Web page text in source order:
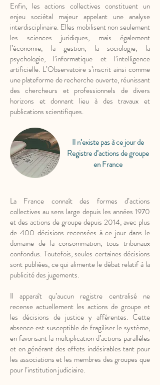
Enfin, les actions collectives constituent un
enjeu sociétal majeur appelant une analyse
interdisciplinaire. Elles mobilisent non seulement
les sciences juridiques, mais également
l’économie, la gestion, la sociologie, la
psychologie, l’informatique et l’intelligence
artificielle. L’Observatoire s’inscrit ainsi comme
une plateforme de recherche ouverte, réunissant
des chercheurs et professionnels de divers
horizons et donnant lieu à des travaux et
publications scientifiques.
Il n’existe pas à ce jour de
Registre d’actions de groupe
en France
La France connaît des formes d’actions
collectives au sens large depuis les années 1970
et des actions de groupe depuis 2014, avec plus
de 400 décisions recensées à ce jour dans le
domaine de la consommation, tous tribunaux
confondus. Toutefois, seules certaines décisions
sont publiées, ce qui alimente le débat relatif à la
publicité des jugements.
Il apparaît qu’aucun registre centralisé ne
recense actuellement les actions de groupe et
les décisions de justice y afférentes. Cette
absence est susceptible de fragiliser le système,
en favorisant la multiplication d’actions parallèles
et en générant des effets indésirables tant pour
les associations et les membres des groupes que
pour l’institution judiciaire.